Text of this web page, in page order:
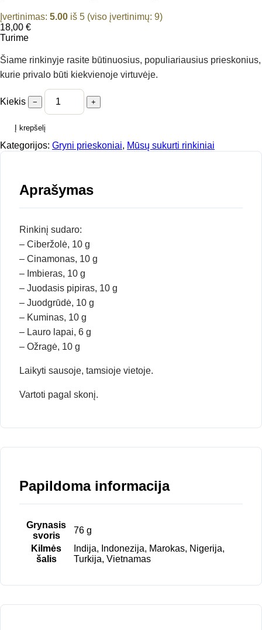
Įvertinimas: 5.00 iš 5 (viso įvertinimų: 9)
18,00 €
Turime
Šiame rinkinyje rasite būtinuosius, populiariausius prieskonius,
kurie privalo būti kiekvienoje virtuvėje.
Kiekis − +
Į krepšelį
Kategorijos: Gryni prieskoniai, Mūsų sukurti rinkiniai
Aprašymas
Rinkinį sudaro:
– Ciberžolė, 10 g
– Cinamonas, 10 g
– Imbieras, 10 g
– Juodasis pipiras, 10 g
– Juodgrūdė, 10 g
– Kuminas, 10 g
– Lauro lapai, 6 g
– Ožragė, 10 g
Laikyti sausoje, tamsioje vietoje.
Vartoti pagal skonį.
Papildoma informacija
Grynasis
svoris
76 g
Kilmės
šalis
Indija, Indonezija, Marokas, Nigerija,
Turkija, Vietnamas